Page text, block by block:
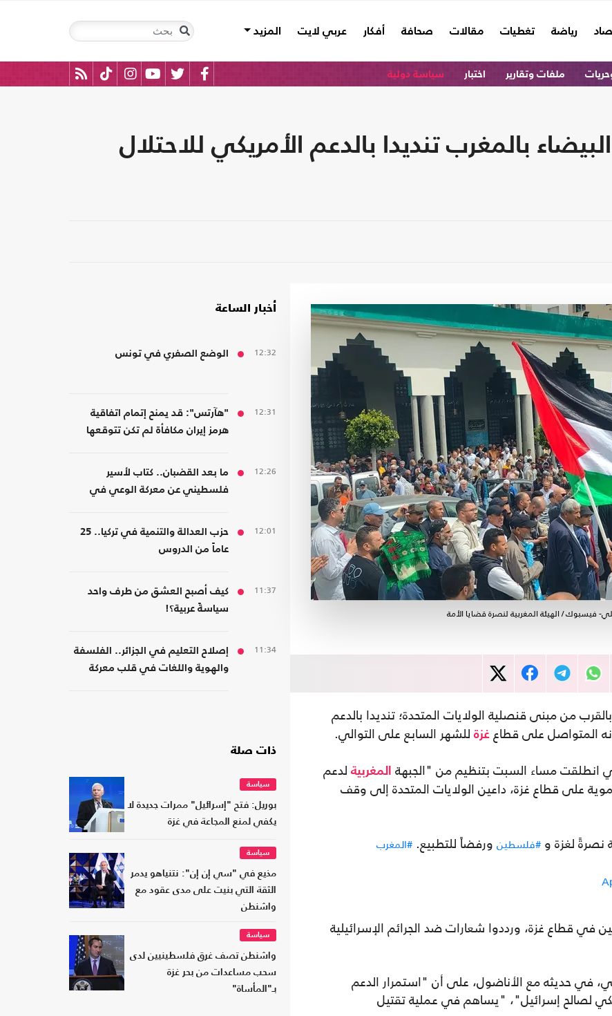
رياضة تغطيات مقالات صحافة أفكار عربي لايت المزيد
ملفات وتقارير اختبار سياسة دولية
بالمغرب تنديدا بالدعم الأمريكي للاحتلال
فيسبوك / الهيئة المغربية لنصرة قضايا الأمة
من مبنى قنصلية الولايات المتحدة؛ تنديدا بالدعم
المتواصل على قطاع غزة للشهر السابع على التوالي.
انطلقت مساء السبت بتنظيم من "الجبهة
المغربية لدعم
على قطاع غزة، داعين الولايات المتحدة إلى وقف
نصرةً لغزة و #فلسطين ورفضاً للتطبيع. #المغرب
في قطاع غزة، ورددوا شعارات ضد الجرائم الإسرائيلية
في حديثه مع الأناضول، على أن "استمرار الدعم
لصالح إسرائيل"، "يساهم في عملية تقتيل
أخبار الساعة
12:32 الوضع الصفري في تونس
12:31
"هآرتس": قد يمنح إتمام اتفاقية
هرمز إيران مكافأة لم تكن تتوقعها
12:26
ما بعد القضبان.. كتاب لأسير
فلسطيني عن معركة الوعي في
12:01
حزب العدالة والتنمية في تركيا.. 25
عاماً من الدروس
11:37
كيف أصبح العشق من طرف واحد
سياسةً عربية؟!
11:34
إصلاح التعليم في الجزائر.. الفلسفة
والهوية واللغات في قلب معركة
ذات صلة
سياسة
بوريل: فتح "إسرائيل" ممرات جديدة لا
يكفي لمنع المجاعة في غزة
سياسة
مذيع في "سي إن إن": نتنياهو يدمر
الثقة التي بنيت على مدى عقود مع
واشنطن
سياسة
واشنطن تصف غرق فلسطينيين لدى
سحب مساعدات من بحر غزة
بـ"المأساة"